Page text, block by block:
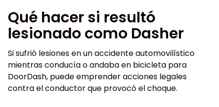
Qué hacer si resultó
lesionado como Dasher
Si sufrió lesiones en un accidente automovilístico
mientras conducía o andaba en bicicleta para
DoorDash, puede emprender acciones legales
contra el conductor que provocó el choque.